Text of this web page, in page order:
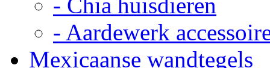
- Aardewerk
Mexicaanse wandtegels